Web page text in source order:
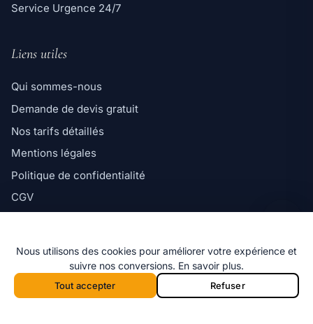
Service Urgence 24/7
Liens utiles
Qui sommes-nous
Demande de devis gratuit
Nos tarifs détaillés
Mentions légales
Politique de confidentialité
CGV
© 2026 Marseille Désinsectisation — Tous
f i x G
Nous utilisons des cookies pour améliorer votre expérience et
suivre nos conversions. En savoir plus.
Tout accepter Refuser